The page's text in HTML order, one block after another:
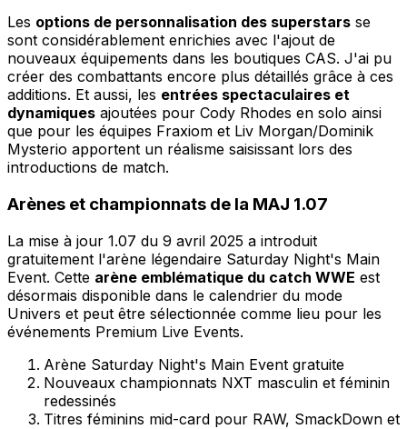
Les options de personnalisation des superstars se
sont considérablement enrichies avec l'ajout de
nouveaux équipements dans les boutiques CAS. J'ai pu
créer des combattants encore plus détaillés grâce à ces
additions. Et aussi, les entrées spectaculaires et
dynamiques ajoutées pour Cody Rhodes en solo ainsi
que pour les équipes Fraxiom et Liv Morgan/Dominik
Mysterio apportent un réalisme saisissant lors des
introductions de match.
Arènes et championnats de la MAJ 1.07
La mise à jour 1.07 du 9 avril 2025 a introduit
gratuitement l'arène légendaire Saturday Night's Main
Event. Cette arène emblématique du catch WWE est
désormais disponible dans le calendrier du mode
Univers et peut être sélectionnée comme lieu pour les
événements Premium Live Events.
Arène Saturday Night's Main Event gratuite
Nouveaux championnats NXT masculin et féminin
redessinés
Titres féminins mid-card pour RAW, SmackDown et